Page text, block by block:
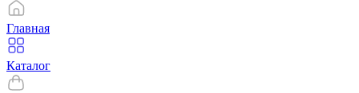
Главная
Каталог